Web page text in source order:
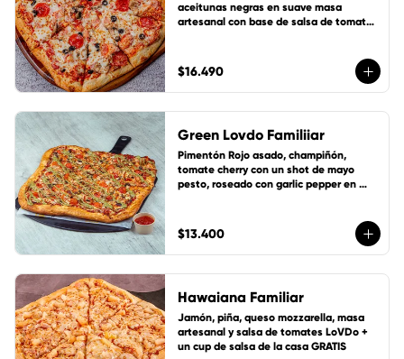
aceitunas negras en suave masa
artesanal con base de salsa de tomate
$16.490
Green Lovdo Familiiar
Pimentón Rojo asado, champiñón,
tomate cherry con un shot de mayo
pesto, roseado con garlic pepper en
mozzarella y 1 cup de salsa de la casa
gratis!
$13.400
Hawaiana Familiar
Jamón, piña, queso mozzarella, masa
artesanal y salsa de tomates LoVDo +
un cup de salsa de la casa GRATIS